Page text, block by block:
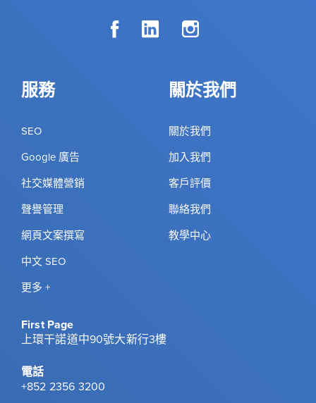
服務
SEO
Google 廣告
社交媒體營銷
聲譽管理
網頁文案撰寫
中文 SEO
更多 +
關於我們
關於我們
加入我們
客戶評價
聯絡我們
教學中心
First Page
上環干諾道中90號大新行3樓
電話
+852 2356 3200